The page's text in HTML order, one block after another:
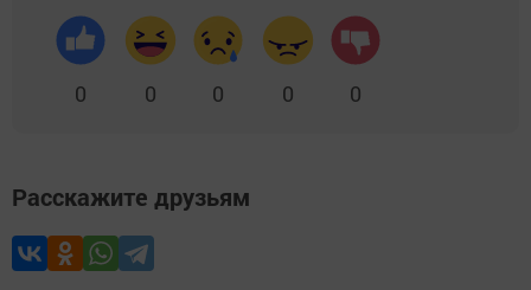
0 0 0 0 0
Расскажите друзьям